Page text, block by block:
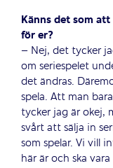
Känns det som
för er?
– Nej, det tycker
om seriespelet
det ändras.
spela. Att man
tycker jag är okej,
svårt att sälja in
som spelar. Vi vill
här är och ska